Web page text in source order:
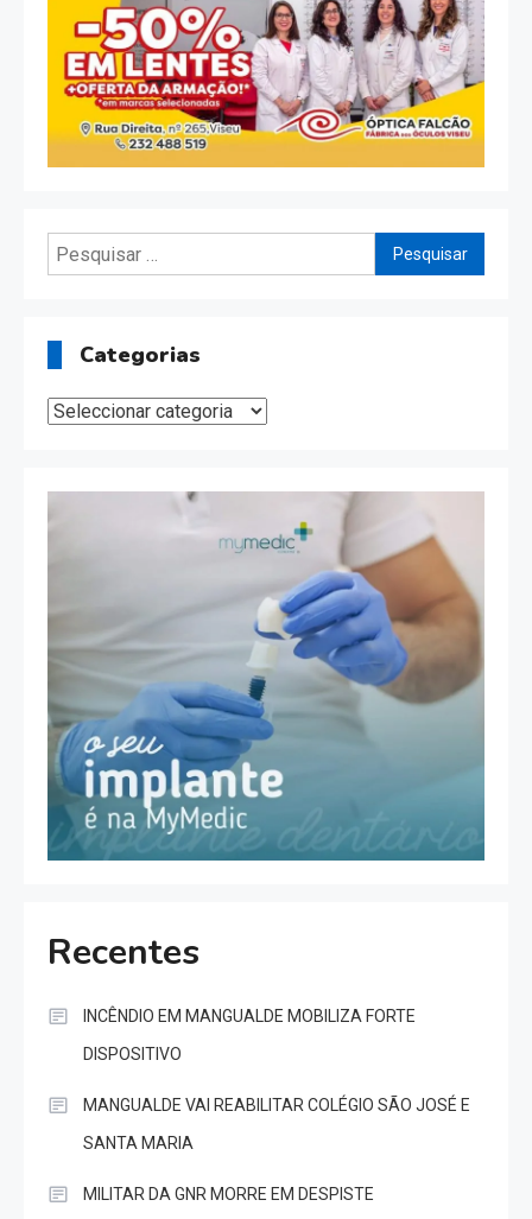
Pesquisar
por:
Categorias
Categorias
Recentes
INCÊNDIO EM MANGUALDE MOBILIZA FORTE
DISPOSITIVO
MANGUALDE VAI REABILITAR COLÉGIO SÃO JOSÉ E
SANTA MARIA
MILITAR DA GNR MORRE EM DESPISTE